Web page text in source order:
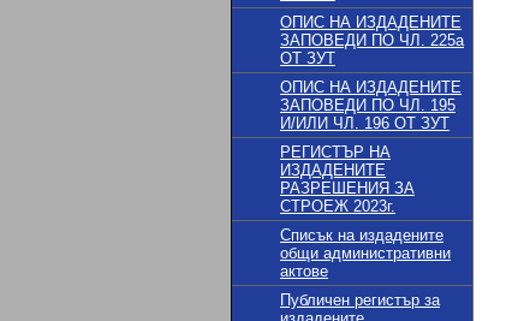
ОПИС НА ИЗДАДЕНИТЕ
ЗАПОВЕДИ ПО ЧЛ. 225a
ОТ ЗУТ
ОПИС НА ИЗДАДЕНИТЕ
ЗАПОВЕДИ ПО ЧЛ. 195
И/ИЛИ ЧЛ. 196 ОТ ЗУТ
РЕГИСТЪР НА
ИЗДАДЕНИТЕ
РАЗРЕШЕНИЯ ЗА
СТРОЕЖ 2023г.
Списък на издадените
общи административни
актове
Публичен регистър за